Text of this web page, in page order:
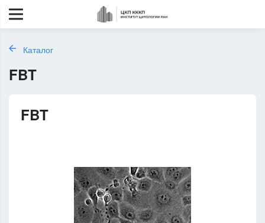
Каталог
FBT
FBT